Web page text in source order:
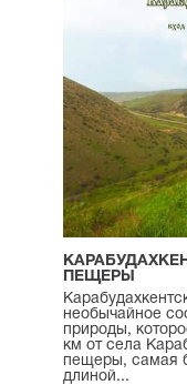
ПЕЩЕРЫ
необычайное
природы,
км от села
пещеры, самая
длиной...